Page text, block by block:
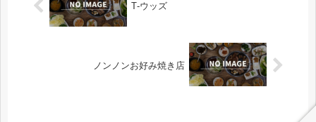
T‐ウッズ
ノンノンお好み焼き店